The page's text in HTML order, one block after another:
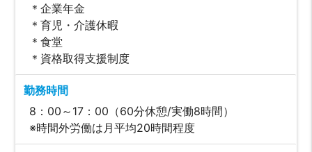
＊企業年金
＊育児・介護休暇
＊食堂
＊資格取得支援制度
勤務時間
8：00～17：00（60分休憩/実働8時間）
※時間外労働は月平均20時間程度